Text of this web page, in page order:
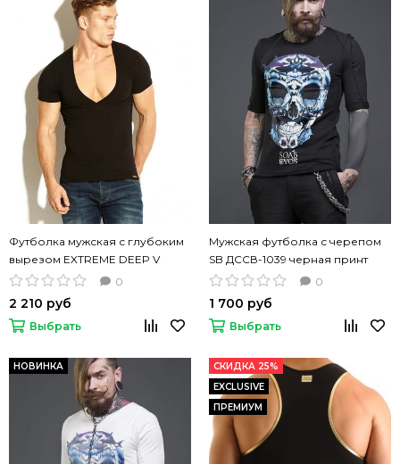
Футболка мужская с глубоким
вырезом EXTREME DEEP V
NECK MODAL черный
0
2 210 руб
Выбрать
Мужская футболка с черепом
SB ДССВ-1039 черная принт
0
1 700 руб
Выбрать
НОВИНКА
СКИДКА 25%
EXCLUSIVE
ПРЕМИУМ